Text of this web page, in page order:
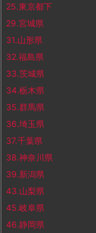
25.東京都下
29.宮城県
31.山形県
32.福島県
33.茨城県
34.栃木県
35.群馬県
36.埼玉県
37.千葉県
38.神奈川県
39.新潟県
43.山梨県
45.岐阜県
46.静岡県